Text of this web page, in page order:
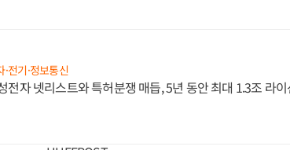
·전기·정보통신
전자 넷리스트와 특허분쟁 매듭, 5년 동안 최대 1.3조 라